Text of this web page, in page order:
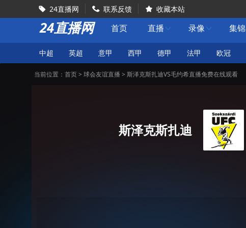
 24直播网  联系反馈  收藏本站
24直播网 首页 直播  录像  集锦
中超 英超 意甲 西甲 德甲 法甲 欧冠
当前位置： 首页> 球会友谊直播> 斯泽克斯扎迪VS毛约希直播免费在线观看
斯泽克斯扎迪